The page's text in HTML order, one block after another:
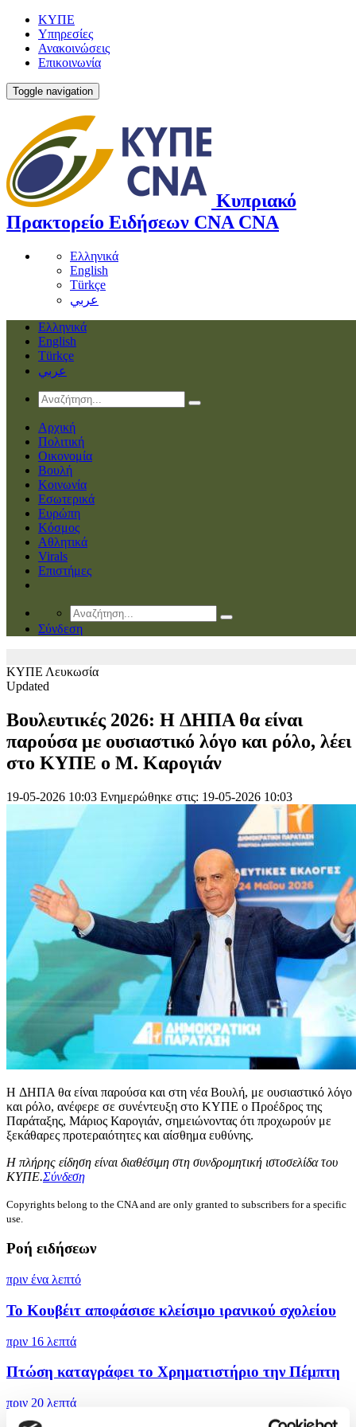
ΚΥΠΕ
Υπηρεσίες
Ανακοινώσεις
Επικοινωνία
Toggle navigation
Κυπριακό
Πρακτορείο Ειδήσεων CNA CNA
Ελληνικά
English
Türkçe
عربي
Ελληνικά
English
Türkçe
عربي
Αρχική
Πολιτική
Οικονομία
Βουλή
Κοινωνία
Εσωτερικά
Ευρώπη
Κόσμος
Αθλητικά
Virals
Επιστήμες
Σύνδεση
ΚΥΠΕ Λευκωσία
Updated
Βουλευτικές 2026: H ΔΗΠΑ θα είναι
παρούσα με ουσιαστικό λόγο και ρόλο, λέει
στο ΚΥΠΕ ο Μ. Καρογιάν
19-05-2026 10:03 Ενημερώθηκε στις: 19-05-2026 10:03
H ΔΗΠΑ θα είναι παρούσα και στη νέα Βουλή, με ουσιαστικό λόγο
και ρόλο, ανέφερε σε συνέντευξη στο ΚΥΠΕ ο Προέδρος της
Παράταξης, Μάριος Καρογιάν, σημειώνοντας ότι προχωρούν με
ξεκάθαρες προτεραιότητες και αίσθημα ευθύνης.
Η πλήρης είδηση είναι διαθέσιμη στη συνδρομητική ιστοσελίδα του
ΚΥΠΕ.Σύνδεση
Copyrights belong to the CNA and are only granted to subscribers for a specific
use.
Ροή ειδήσεων
πριν ένα λεπτό
To Κουβέιτ αποφάσισε κλείσιμο ιρανικού σχολείου
πριν 16 λεπτά
Πτώση καταγράφει το Χρηματιστήριο την Πέμπτη
πριν 20 λεπτά